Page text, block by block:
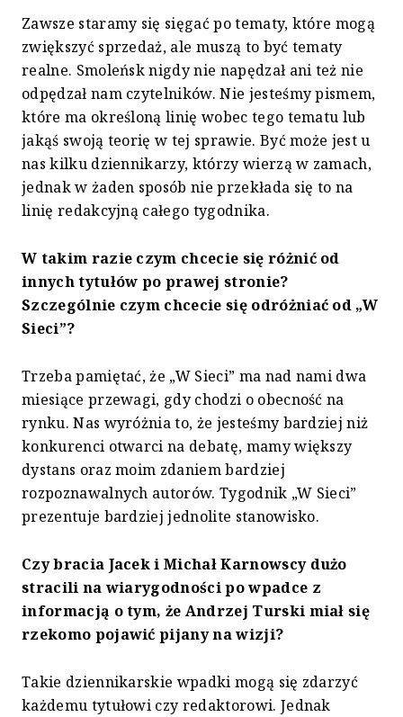
Zawsze staramy się sięgać po tematy, które mogą
zwiększyć sprzedaż, ale muszą to być tematy
realne. Smoleńsk nigdy nie napędzał ani też nie
odpędzał nam czytelników. Nie jesteśmy pismem,
które ma określoną linię wobec tego tematu lub
jakąś swoją teorię w tej sprawie. Być może jest u
nas kilku dziennikarzy, którzy wierzą w zamach,
jednak w żaden sposób nie przekłada się to na
linię redakcyjną całego tygodnika.
W takim razie czym chcecie się różnić od
innych tytułów po prawej stronie?
Szczególnie czym chcecie się odróżniać od „W
Sieci”?
Trzeba pamiętać, że „W Sieci” ma nad nami dwa
miesiące przewagi, gdy chodzi o obecność na
rynku. Nas wyróżnia to, że jesteśmy bardziej niż
konkurenci otwarci na debatę, mamy większy
dystans oraz moim zdaniem bardziej
rozpoznawalnych autorów. Tygodnik „W Sieci”
prezentuje bardziej jednolite stanowisko.
Czy bracia Jacek i Michał Karnowscy dużo
stracili na wiarygodności po wpadce z
informacją o tym, że Andrzej Turski miał się
rzekomo pojawić pijany na wizji?
Takie dziennikarskie wpadki mogą się zdarzyć
każdemu tytułowi czy redaktorowi. Jednak